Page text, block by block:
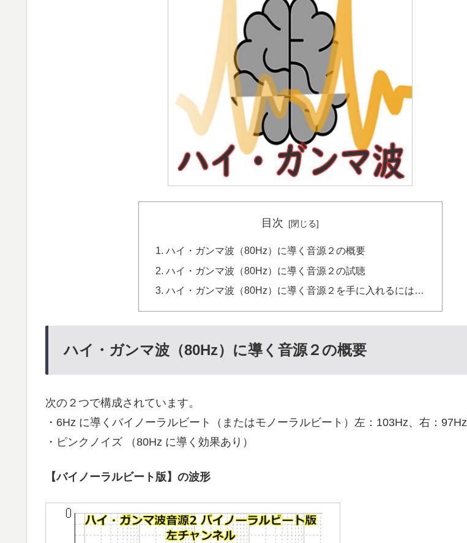
目次
ハイ・ガンマ波（80Hz）に導く音源２の概要
ハイ・ガンマ波（80Hz）に導く音源２の試聴
ハイ・ガンマ波（80Hz）に導く音源２を手に入れるには…
ハイ・ガンマ波（80Hz）に導く音源２の概要
次の２つで構成されています。
・6Hz に導くバイノーラルビート（またはモノーラルビート）左：103Hz、右：97Hz
・ピンクノイズ （80Hz に導く効果あり）
【バイノーラルビート版】の波形